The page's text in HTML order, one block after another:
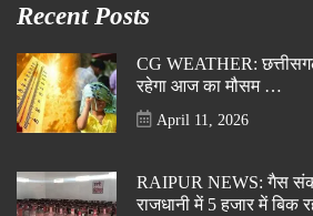
Recent Posts
CG WEATHER:
रहेगा आज का मौसम …
April 11, 2026
RAIPUR NEWS: गैस
राजधानी में 5 हजार में बिक